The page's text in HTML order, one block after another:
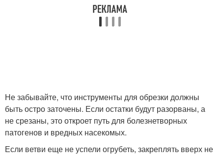
Не забывайте, что инструменты для обрезки должны
быть остро заточены. Если остатки будут разорваны, а
не срезаны, это откроет путь для болезнетворных
патогенов и вредных насекомых.
Если ветви еще не успели огрубеть, закреплять вверх не